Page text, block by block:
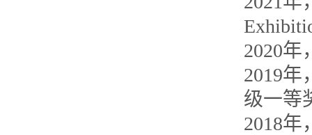
2020年
2019年
级一等
2018年